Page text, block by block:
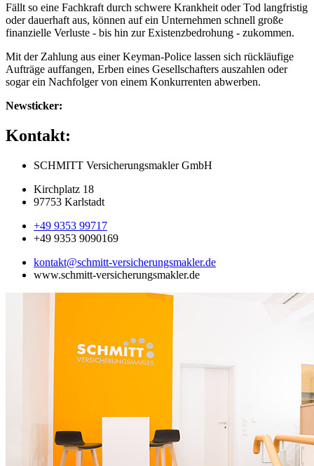
Fällt so eine Fachkraft durch schwere Krankheit oder Tod langfristig
oder dauerhaft aus, können auf ein Unternehmen schnell große
finanzielle Verluste - bis hin zur Existenzbedrohung - zukommen.
Mit der Zahlung aus einer Keyman-Police lassen sich rückläufige
Aufträge auffangen, Erben eines Gesellschafters auszahlen oder
sogar ein Nachfolger von einem Konkurrenten abwerben.
Newsticker:
Kontakt:
SCHMITT Versicherungsmakler GmbH
Kirchplatz 18
97753 Karlstadt
+49 9353 99717
+49 9353 9090169
kontakt@schmitt-versicherungsmakler.de
www.schmitt-versicherungsmakler.de